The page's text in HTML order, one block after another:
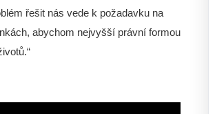
řešit nás vede k požadavku na
abychom nejvyšší právní formou